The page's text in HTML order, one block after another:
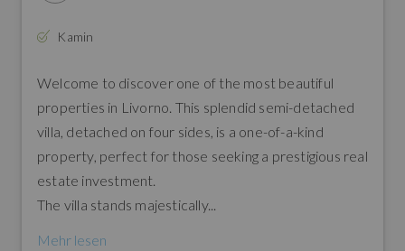
Kamin
Welcome to discover one of the most beautiful
properties in Livorno. This splendid semi-detached
villa, detached on four sides, is a one-of-a-kind
property, perfect for those seeking a prestigious real
estate investment.
The villa stands majestically...
Mehr lesen